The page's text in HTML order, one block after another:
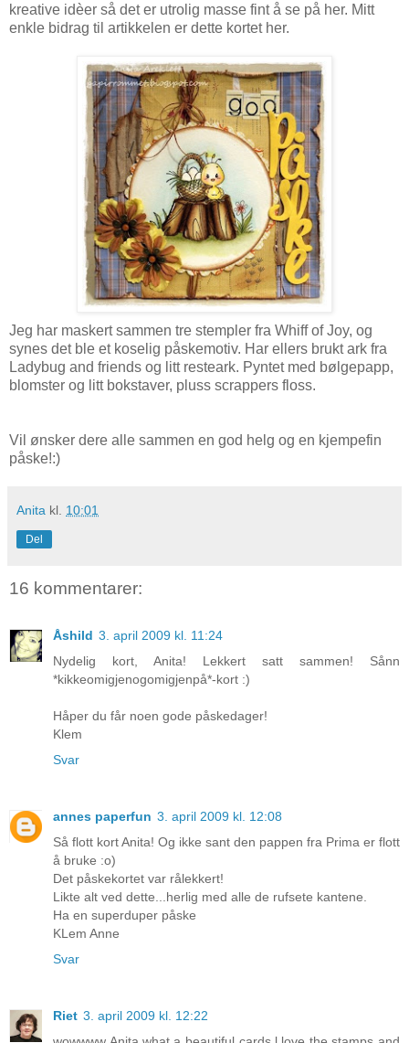
kreative idèer så det er utrolig masse fint å se på her. Mitt
enkle bidrag til artikkelen er dette kortet her.
Jeg har maskert sammen tre stempler fra Whiff of Joy, og
synes det ble et koselig påskemotiv. Har ellers brukt ark fra
Ladybug and friends og litt resteark. Pyntet med bølgepapp,
blomster og litt bokstaver, pluss scrappers floss.
Vil ønsker dere alle sammen en god helg og en kjempefin
påske!:)
Anita kl. 10:01
Del
16 kommentarer:
Åshild 3. april 2009 kl. 11:24
Nydelig kort, Anita! Lekkert satt sammen! Sånn
*kikkeomigjenogomigjenpå*-kort :)
Håper du får noen gode påskedager!
Klem
Svar
annes paperfun 3. april 2009 kl. 12:08
Så flott kort Anita! Og ikke sant den pappen fra Prima er flott
å bruke :o)
Det påskekortet var rålekkert!
Likte alt ved dette...herlig med alle de rufsete kantene.
Ha en superduper påske
KLem Anne
Svar
Riet 3. april 2009 kl. 12:22